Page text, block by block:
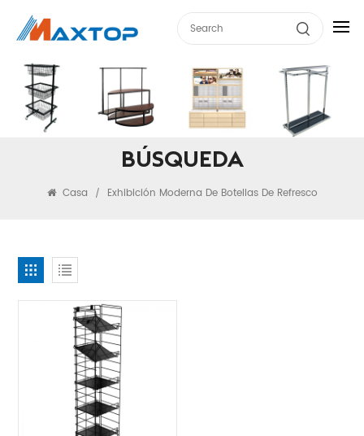
BÚSQUEDA
Casa / Exhibición Moderna De Botellas De Refresco